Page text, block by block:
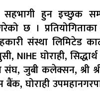
सहभागी हुन इच्छुक
छ । प्रतियोगिताका
स‌ंस्था लिमिटेड
NIHE घोराही,
संघ, जुबी कलेक्सन, श्री
घोराही